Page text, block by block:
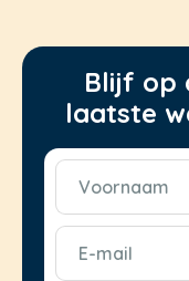
Blijf op
laatste
Voornaam
(Vereist)
E-
mail